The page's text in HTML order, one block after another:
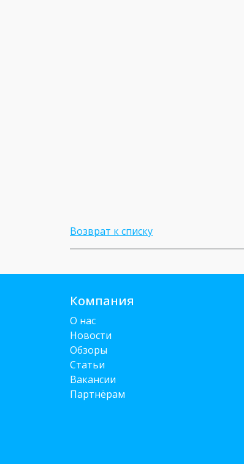
Возврат к списку
Компания
О нас
Новости
Обзоры
Статьи
Вакансии
Партнёрам